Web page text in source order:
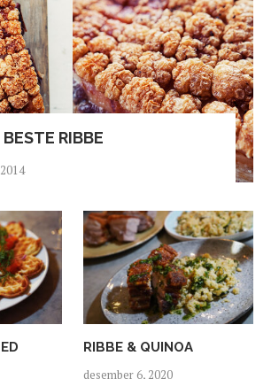
RIBBE
RIBBE & QUINOA
desember 6, 2020